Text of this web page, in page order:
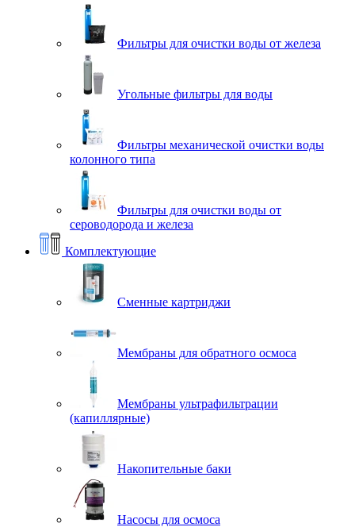
Фильтры для очистки воды от железа
Угольные фильтры для воды
Фильтры механической очистки воды
колонного типа
Фильтры для очистки воды от
сероводорода и железа
Комплектующие
Сменные картриджи
Мембраны для обратного осмоса
Мембраны ультрафильтрации
(капиллярные)
Накопительные баки
Насосы для осмоса